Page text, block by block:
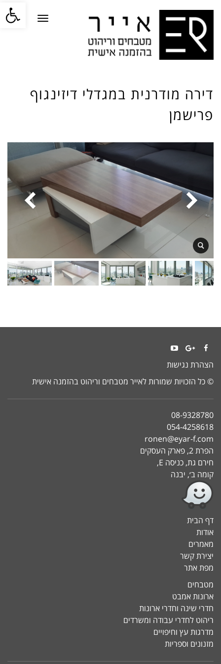
פתח
תפריט
דירה מודרנית במגדלי דיזינגוף
פרישמן
Facebook
Google+
YouTubeהצהרת נגישות
© כל הזכויות שמורות לאייר מטבחים וריהוט בהזמנה אישית
08-9328780
054-4258618
ronen@eyar-f.com
הפרת 2, פארק העסקים
חירם גת, כניסה E,
קומה ב׳, יבנה
דף הבית
אודות
מאמרים
יצירת קשר
מפת אתר
מטבחים
ארונות אמבט
חדרי שינה וחדרי ארונות
ריהוט לחדרי עבודה ומשרדים
מדרגות עץ וחיפויים
מזנונים וספריות